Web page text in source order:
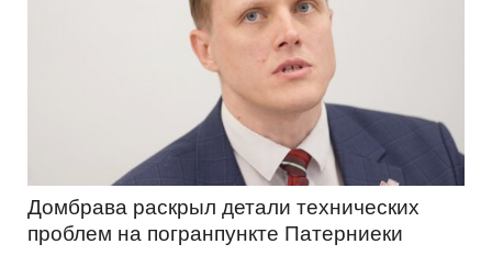
Домбравa раскрыл детали технических
проблем на погранпункте Патерниеки